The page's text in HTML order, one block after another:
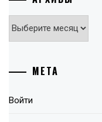
Архивы
МЕТА
Войти